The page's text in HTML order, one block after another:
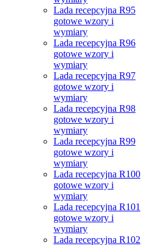
Lada recepcyjna R95
gotowe wzory i
wymiary
Lada recepcyjna R96
gotowe wzory i
wymiary
Lada recepcyjna R97
gotowe wzory i
wymiary
Lada recepcyjna R98
gotowe wzory i
wymiary
Lada recepcyjna R99
gotowe wzory i
wymiary
Lada recepcyjna R100
gotowe wzory i
wymiary
Lada recepcyjna R101
gotowe wzory i
wymiary
Lada recepcyjna R102